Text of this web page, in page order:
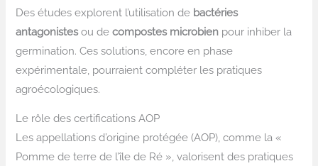
Des études explorent l’utilisation de bactéries
antagonistesou decompostes microbien pour inhiber la
germination. Ces solutions, encore en phase
expérimentale, pourraient compléter les pratiques
agroécologiques.
Le rôle des certifications AOP
Les appellations d’origine protégée (AOP), comme la «
Pomme de terre de l’île de Ré », valorisent des pratiques